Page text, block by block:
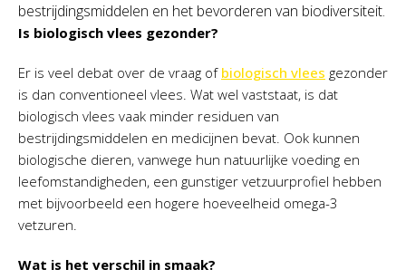
bestrijdingsmiddelen en het bevorderen van biodiversiteit.
Is biologisch vlees gezonder?
Er is veel debat over de vraag of biologisch vlees gezonder
is dan conventioneel vlees. Wat wel vaststaat, is dat
biologisch vlees vaak minder residuen van
bestrijdingsmiddelen en medicijnen bevat. Ook kunnen
biologische dieren, vanwege hun natuurlijke voeding en
leefomstandigheden, een gunstiger vetzuurprofiel hebben
met bijvoorbeeld een hogere hoeveelheid omega-3
vetzuren.
Wat is het verschil in smaak?